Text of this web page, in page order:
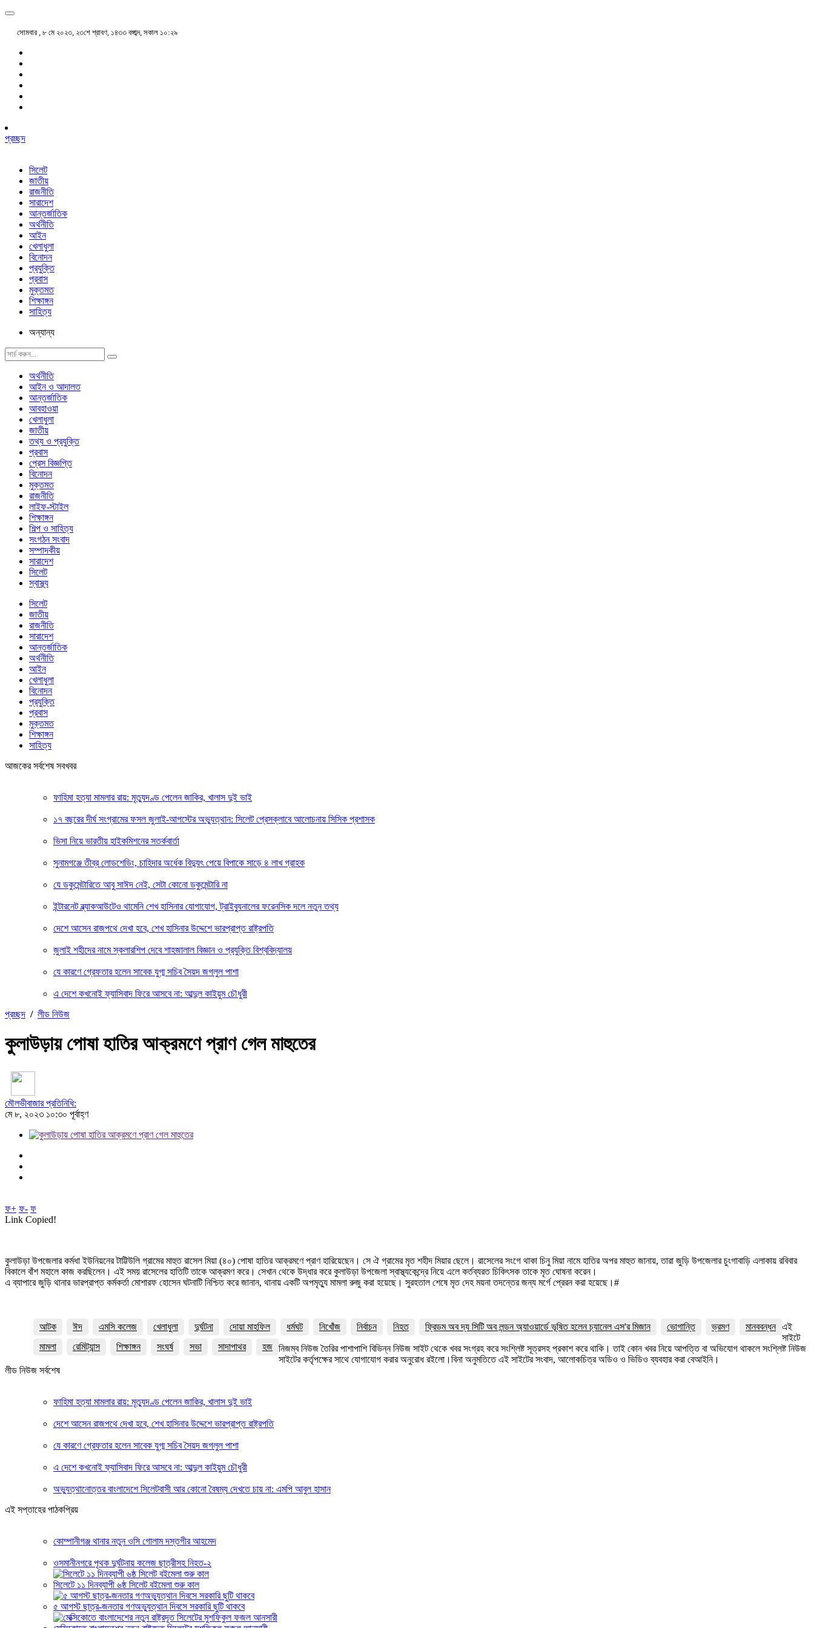
সোমবার , ৮ মে ২০২৩, ২৩শে শ্রাবণ, ১৪৩৩ বঙ্গাব্দ, সকাল ১০:২৯
প্রচ্ছদ
সিলেট
জাতীয়
রাজনীতি
সারাদেশ
আন্তর্জাতিক
অর্থনীতি
আইন
খেলাধুলা
বিনোদন
প্রযুক্তি
প্রবাস
মুক্তমত
শিক্ষাঙ্গন
সাহিত্য
অন্যান্য
অর্থনীতি
আইন ও আদালত
আন্তর্জাতিক
আবহাওয়া
খেলাধুলা
জাতীয়
তথ্য ও প্রযুক্তি
প্রবাস
প্রেস বিজ্ঞপ্তি
বিনোদন
মুক্তমত
রাজনীতি
লাইফ-স্টাইল
শিক্ষাঙ্গন
শিল্প ও সাহিত্য
সংগঠন সংবাদ
সম্পাদকীয়
সারাদেশ
সিলেট
স্বাস্থ্য
সিলেট
জাতীয়
রাজনীতি
সারাদেশ
আন্তর্জাতিক
অর্থনীতি
আইন
খেলাধুলা
বিনোদন
প্রযুক্তি
প্রবাস
মুক্তমত
শিক্ষাঙ্গন
সাহিত্য
আজকের সর্বশেষ সবখবর
ফাহিমা হত্যা মামলার রায়: মৃত্যুদণ্ড পেলেন জাকির, খালাস দুই ভাই
১৭ বছরের দীর্ঘ সংগ্রামের ফসল জুলাই-আগস্টের অভ্যুত্থান: সিলেট প্রেসক্লাবে আলোচনায় সিসিক প্রশাসক
ভিসা নিয়ে ভারতীয় হাইকমিশনের সতর্কবার্তা
সুনামগঞ্জে তীব্র লোডশেডিং, চাহিদার অর্ধেক বিদ্যুৎ পেয়ে বিপাকে সাড়ে ৪ লাখ গ্রাহক
যে ডকুমেন্টারিতে আবু সাঈদ নেই, সেটা কোনো ডকুমেন্টারি না
ইন্টারনেট ব্ল্যাকআউটেও থামেনি শেখ হাসিনার যোগাযোগ, ট্রাইব্যুনালের ফরেনসিক দলে নতুন তথ্য
দেশে আসেন রাজপথে দেখা হবে, শেখ হাসিনার উদ্দেশে ভারপ্রাপ্ত রাষ্ট্রপতি
জুলাই শহীদের নামে স্কলারশিপ দেবে শাহজালাল বিজ্ঞান ও প্রযুক্তি বিশ্ববিদ্যালয়
যে কারণে গ্রেফতার হলেন সাবেক যুগ্ম সচিব সৈয়দ জগলুল পাশা
এ দেশে কখনোই ফ্যাসিবাদ ফিরে আসবে না: আব্দুল কাইয়ুম চৌধুরী
প্রচ্ছদ / লীড নিউজ
কুলাউড়ায় পোষা হাতির আক্রমণে প্রাণ গেল মাহুতের
মৌলভীবাজার প্রতিনিধি:
মে ৮, ২০২৩ ১০:৩০ পূর্বাহ্ণ
ফ+ ফ- ফ
Link Copied!
কুলাউড়া উপজেলার কর্মধা ইউনিয়নের টাট্টিউলি গ্রামের মাহুত রাসেল মিয়া (৪০) পোষা হাতির আক্রমণে প্রাণ হারিয়েছেন। সে ঐ গ্রামের মৃত শহীদ মিয়ার ছেলে। রাসেলের সংগে থাকা চিনু মিয়া নামে হাতির অপর মাহুত জানায়, তারা জুড়ি উপজেলার চুংগাবাড়ি এলাকায় রবিবার
বিকালে বাঁশ মহালে কাজ করছিলেন। এই সময় রাসেলের হাতিটি তাকে আক্রমণ করে। সেখান থেকে উদ্ধার করে কুলাউড়া উপজেলা স্বাস্থ্যকেন্দ্রে নিয়ে এলে কর্তব্যরত চিকিৎসক তাকে মৃত ঘোষনা করেন।
এ ব্যাপারে জুড়ি থানার ভারপ্রাপ্ত কর্মকর্তা মোশারফ হোসেন ঘটনাটি নিশ্চিত করে জানান, থানায় একটি অপমৃত্যু মামলা রুজু করা হয়েছে। সুরহতাল শেষে মৃত দেহ ময়না তদন্তের জন্য মর্গে প্রেরন করা হয়েছে।#
আটক ঈদ এমসি কলেজ খেলাধুলা দুর্ঘটনা দোয়া মাহফিল ধর্মঘট নিখোঁজ নির্বাচন নিহত ফ্রিডম অব দ্য সিটি অব লন্ডন অ্যাওয়ার্ডে ভূষিত হলেন চ্যানেল এস'র মিজান ভোগান্তি ভ্রমণ
মানববন্ধন
মামলা
রেমিট্যান্স শিক্ষাঙ্গন সংঘর্ষ সভা সাদাপাথর হজ
এই
সাইটে
নিজম্ব নিউজ তৈরির পাশাপাশি বিভিন্ন নিউজ সাইট থেকে খবর সংগ্রহ করে সংশ্লিষ্ট সূত্রসহ প্রকাশ করে থাকি। তাই কোন খবর নিয়ে আপত্তি বা অভিযোগ থাকলে সংশ্লিষ্ট নিউজ
সাইটের কর্তৃপক্ষের সাথে যোগাযোগ করার অনুরোধ রইলো।বিনা অনুমতিতে এই সাইটের সংবাদ, আলোকচিত্র অডিও ও ভিডিও ব্যবহার করা বেআইনি।
লীড নিউজ সর্বশেষ
ফাহিমা হত্যা মামলার রায়: মৃত্যুদণ্ড পেলেন জাকির, খালাস দুই ভাই
দেশে আসেন রাজপথে দেখা হবে, শেখ হাসিনার উদ্দেশে ভারপ্রাপ্ত রাষ্ট্রপতি
যে কারণে গ্রেফতার হলেন সাবেক যুগ্ম সচিব সৈয়দ জগলুল পাশা
এ দেশে কখনোই ফ্যাসিবাদ ফিরে আসবে না: আব্দুল কাইয়ুম চৌধুরী
অভ্যুত্থানোত্তর বাংলাদেশে সিলেটবাসী আর কোনো বৈষম্য দেখতে চায় না: এমপি আবুল হাসান
এই সপ্তাহের পাঠকপ্রিয়
কোম্পানীগঞ্জ থানার নতুন ওসি গোলাম দস্তগীর আহমেদ
ওসমানীনগরে পৃথক দুর্ঘটনায় কলেজ ছাত্রীসহ নিহত-২
সিলেটে ১১ দিনব্যাপী ৬ষ্ঠ সিলেট বইমেলা শুরু কাল
৫ আগস্ট ছাত্র-জনতার গণঅভ্যুত্থান দিবসে সরকারি ছুটি থাকবে